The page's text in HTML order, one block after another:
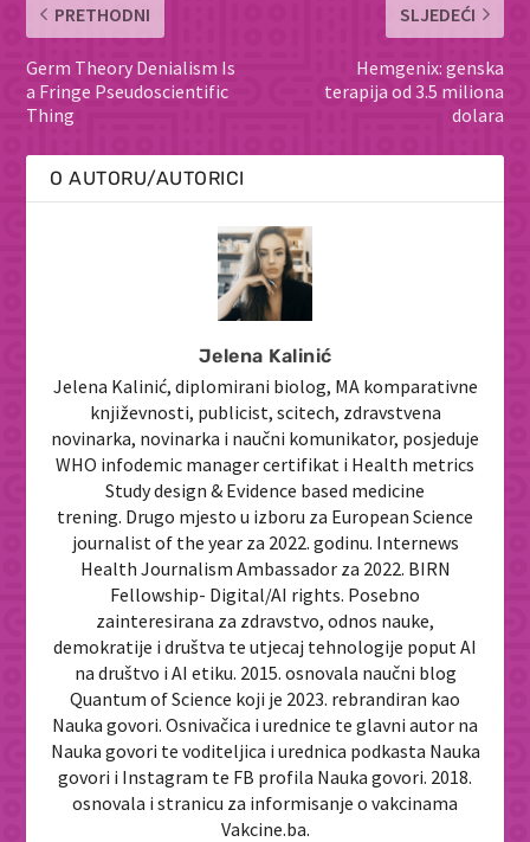
PRETHODNI
Germ Theory Denialism Is
a Fringe Pseudoscientific
Thing
SLJEDEĆI
Hemgenix: genska
terapija od 3.5 miliona
dolara
O AUTORU/AUTORICI
Jelena Kalinić
Jelena Kalinić, diplomirani biolog, MA komparativne
književnosti, publicist, scitech, zdravstvena
novinarka, novinarka i naučni komunikator, posjeduje
WHO infodemic manager certifikat i Health metrics
Study design & Evidence based medicine
trening. Drugo mjesto u izboru za European Science
journalist of the year za 2022. godinu. Internews
Health Journalism Ambassador za 2022. BIRN
Fellowship- Digital/AI rights. Posebno
zainteresirana za zdravstvo, odnos nauke,
demokratije i društva te utjecaj tehnologije poput AI
na društvo i AI etiku. 2015. osnovala naučni blog
Quantum of Science koji je 2023. rebrandiran kao
Nauka govori. Osnivačica i urednice te glavni autor na
Nauka govori te voditeljica i urednica podkasta Nauka
govori i Instagram te FB profila Nauka govori. 2018.
osnovala i stranicu za informisanje o vakcinama
Vakcine.ba.